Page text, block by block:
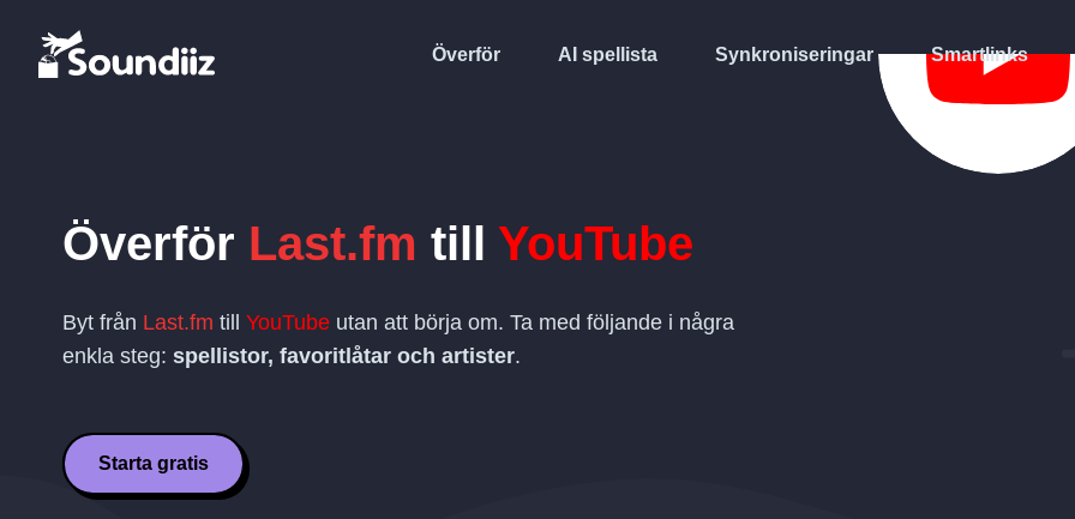
Överför AI spellista Synkroniseringar Smartlinks
Överför Last.fm till YouTube
Byt från Last.fm till YouTube utan att börja om. Ta med följande i några
enkla steg: spellistor, favoritlåtar och artister.
Starta gratis